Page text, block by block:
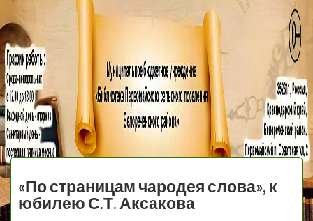
МБУ Библиотека
Первомайского
Сельского
Поселения
«По страницам чародея слова», к
юбилею С.Т. Аксакова